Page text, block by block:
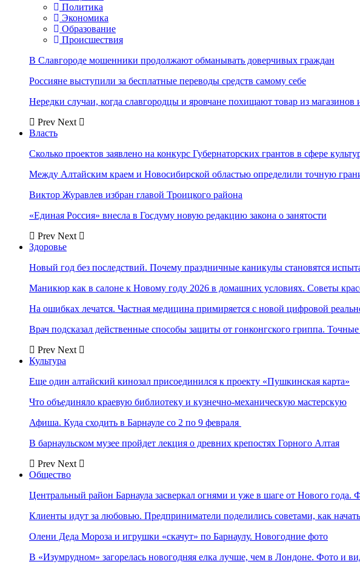
Политика
Экономика
Образование
Происшествия
В Славгороде мошенники продолжают обманывать доверчивых граждан
Россияне выступили за бесплатные переводы средств самому себе
Нередки случаи, когда славгородцы и яровчане похищают товар из
Prev Next
Власть
Сколько проектов заявлено на конкурс Губернаторских грантов в сфере
Между Алтайским краем и Новосибирской областью определили точную
Виктор Журавлев избран главой Троицкого района
«Единая Россия» внесла в Госдуму новую редакцию закона о занятости
Prev Next
Здоровье
Новый год без последствий. Почему праздничные каникулы становятся
Маникюр как в салоне к Новому году 2026 в домашних условиях. Советы
На ошибках лечатся. Частная медицина примиряется с новой цифровой
Врач подсказал действенные способы защиты от гонконгского гриппа.
Prev Next
Культура
Еще один алтайский кинозал присоединился к проекту «Пушкинская карта»
Что объединяло краевую библиотеку и кузнечно-механическую мастерскую
Афиша. Куда сходить в Барнауле со 2 по 9 февраля
В барнаульском музее пройдет лекция о древних крепостях Горного Алтая
Prev Next
Общество
Центральный район Барнаула засверкал огнями и уже в шаге от Нового года.
Клиенты идут за любовью. Предприниматели поделились советами, как
Олени Деда Мороза и игрушки «скачут» по Барнаулу. Новогодние фото
В «Изумрудном» загорелась новогодняя елка лучше, чем в Лондоне. Фото и